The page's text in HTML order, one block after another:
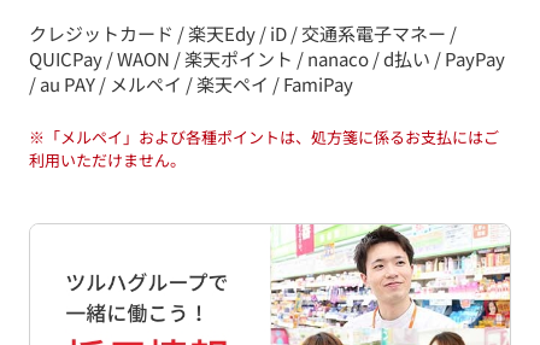
クレジットカード / 楽天Edy / iD / 交通系電子マネー /
QUICPay / WAON / 楽天ポイント / nanaco / d払い / PayPay
/ au PAY / メルペイ / 楽天ペイ / FamiPay
※ 「メルペイ」および各種ポイントは、処方箋に係るお支払にはご
利用いただけません。